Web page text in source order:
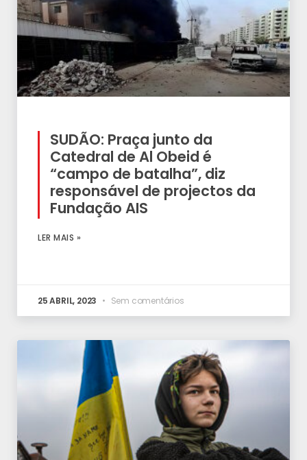
SUDÃO: Praça junto da
Catedral de Al Obeid é
“campo de batalha”, diz
responsável de projectos da
Fundação AIS
LER MAIS »
25 ABRIL, 2023 Sem comentários